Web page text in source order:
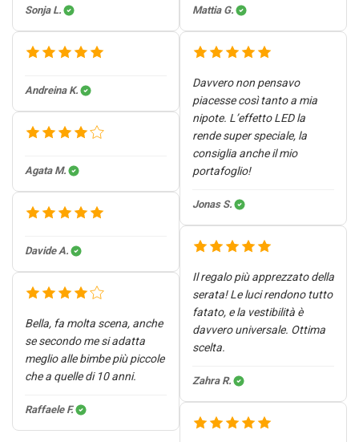
Sonja L.
Andreina K.
Agata M.
Davide A.
Bella, fa molta scena, anche
se secondo me si adatta
meglio alle bimbe più piccole
che a quelle di 10 anni.
Raffaele F.
Mattia G.
Davvero non pensavo
piacesse così tanto a mia
nipote. L’effetto LED la
rende super speciale, la
consiglia anche il mio
portafoglio!
Jonas S.
Il regalo più apprezzato della
serata! Le luci rendono tutto
fatato, e la vestibilità è
davvero universale. Ottima
scelta.
Zahra R.